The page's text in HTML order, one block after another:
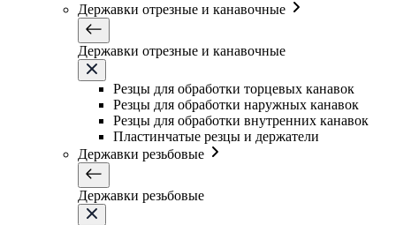
Державки отрезные и канавочные
Державки отрезные и канавочные
Резцы для обработки торцевых канавок
Резцы для обработки наружных канавок
Резцы для обработки внутренних канавок
Пластинчатые резцы и держатели
Державки резьбовые
Державки резьбовые